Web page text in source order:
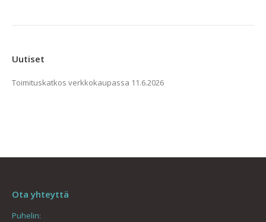
Uutiset
Toimituskatkos verkkokaupassa 11.6.2026
Ota yhteyttä
Puhelin: